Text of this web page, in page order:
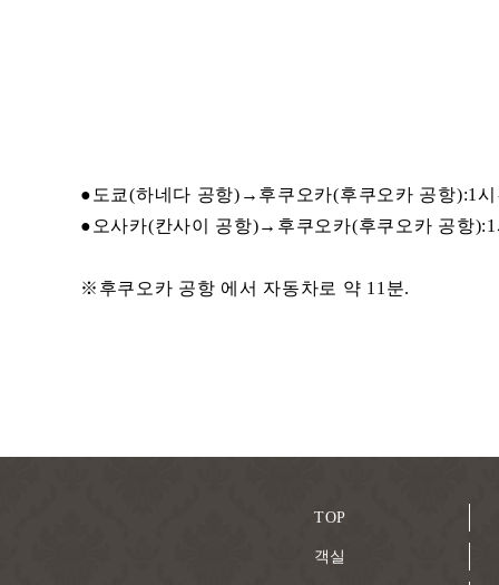
●도쿄(하네다 공항)→후쿠오카(후쿠오카 공항):1시
●오사카(칸사이 공항)→후쿠오카(후쿠오카 공항):1
※후쿠오카 공항 에서 자동차로 약 11분.
TOP
객실